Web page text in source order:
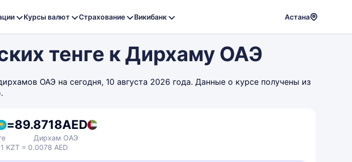
Курсы валют Страхование Викибанк Астана
тенге к Дирхаму ОАЭ
ОАЭ на сегодня, 10 августа 2026 года. Данные о курсе получены из
=89.8718AED
Дирхам ОАЭ
KZT = 0.0078 AED